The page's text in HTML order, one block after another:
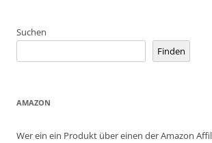
Suchen
Finden
AMAZON
Wer ein ein Produkt über einen der Amazon